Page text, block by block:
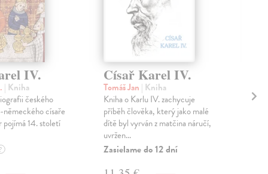
IV.
| Kniha
českého
německého císaře
pojímá 14. století
?
Císař Karel IV.
Tomáš Jan | Kniha
Kniha o Karlu IV. zachycuje
příběh člověka, který jako malé
dítě byl vyrván z matčina náručí,
uvržen...
Zasielame do 12 dní